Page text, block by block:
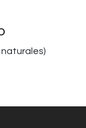
naturales)